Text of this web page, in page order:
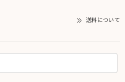
送料について